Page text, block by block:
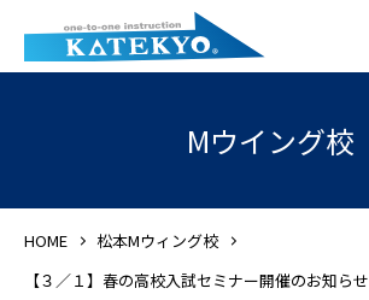
Mウイング校
HOME
松本Mウィング校
【３／１】春の高校入試セミナー開催のお知らせ